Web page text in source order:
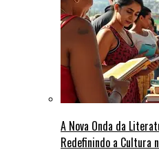
A Nova Onda da
Redefinindo a Cultura